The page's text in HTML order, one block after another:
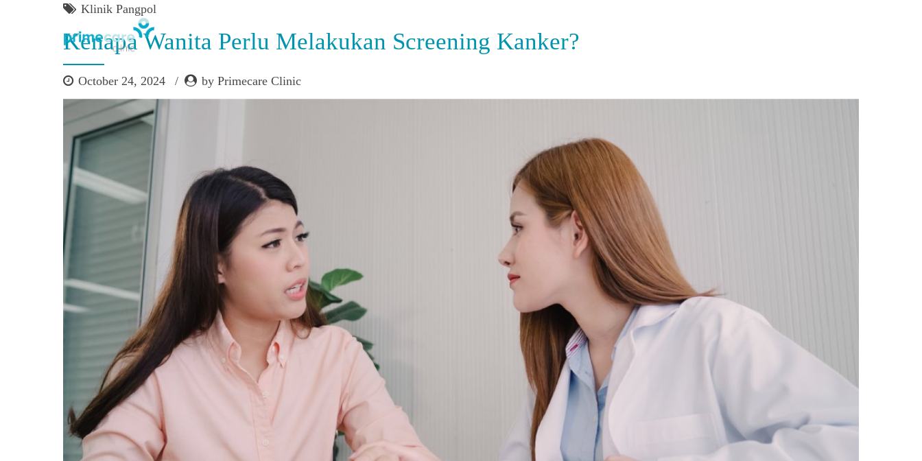
Klinik Pangpol
Kenapa Wanita Perlu Melakukan Screening Kanker?
October 24, 2024 by Primecare Clinic